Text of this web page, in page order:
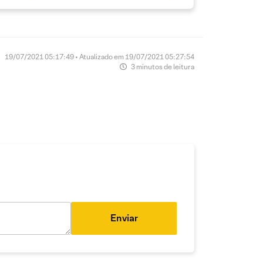
19/07/2021 05:17:49 • Atualizado em 19/07/2021 05:27:54
3 minutos de leitura
Enviar